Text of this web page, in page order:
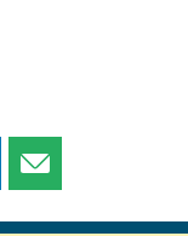
Partager
page